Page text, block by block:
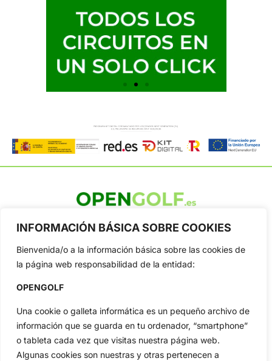
INFORMACIÓN BÁSICA SOBRE COOKIES
Bienvenida/o a la información básica sobre las cookies de
la página web responsabilidad de la entidad:
OPENGOLF
Una cookie o galleta informática es un pequeño archivo de
información que se guarda en tu ordenador, “smartphone”
o tableta cada vez que visitas nuestra página web.
Algunas cookies son nuestras y otras pertenecen a
OpenGolf ofrece toda la actualidad, información del golf
profesional y amateur, resultados en directo, vídeos, noticias,
Tour...
Inicio
Actualidad
Amateurs
Circuitos
Especiales
Reglas
Vídeos
De Interés